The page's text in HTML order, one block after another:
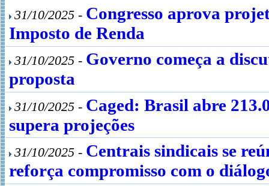
31/10/2025 - Congresso aprova
Imposto de Renda
31/10/2025 - Governo começa a
proposta
31/10/2025 - Caged: Brasil abre
supera projeções
31/10/2025 - Centrais sindicais se
reforça compromisso com o